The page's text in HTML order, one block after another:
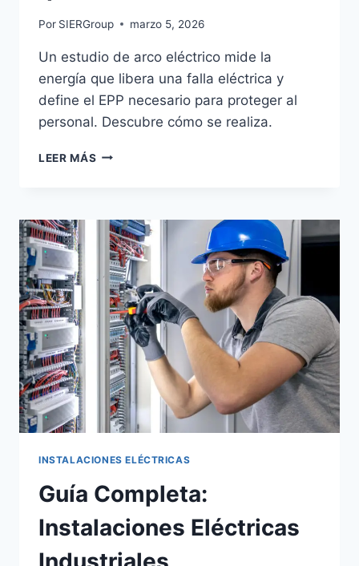
Por SIERGroup marzo 5, 2026
Un estudio de arco eléctrico mide la
energía que libera una falla eléctrica y
define el EPP necesario para proteger al
personal. Descubre cómo se realiza.
LEER MÁS ¿QUÉ
DE
ARCO
ELÉCTRICO?
TODO
LO
QUE
NECESITAS
SABER
INSTALACIONES ELÉCTRICAS
Guía Completa:
Instalaciones Eléctricas